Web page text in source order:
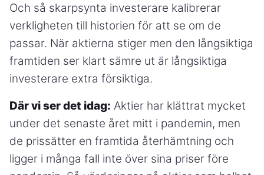
Och så skarpsynta investerare kalibrerar
verkligheten till historien för att se om de
passar. När aktierna stiger men den långsiktiga
framtiden ser klart sämre ut är långsiktiga
investerare extra försiktiga.
Där vi ser det idag: Aktier har klättrat mycket
under det senaste året mitt i pandemin, men
de prissätter en framtida återhämtning och
ligger i många fall inte över sina priser före